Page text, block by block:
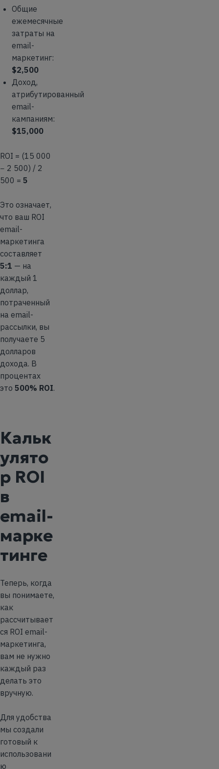
Общие
ежемесячные
затраты на
email-
маркетинг:
$2,500
Доход,
атрибутированный
email-
кампаниям:
$15,000
ROI = (15 000
− 2 500) / 2
500 = 5
Это означает,
что ваш ROI
email-
маркетинга
составляет
5:1 — на
каждый 1
доллар,
потраченный
на email-
рассылки, вы
получаете 5
долларов
дохода. В
процентах
это 500% ROI.
Кальк
улято
р ROI
в
email-
марке
тинге
Теперь, когда
вы понимаете,
как
рассчитывает
ся ROI email-
маркетинга,
вам не нужно
каждый раз
делать это
вручную.
Для удобства
мы создали
готовый к
использовани
ю